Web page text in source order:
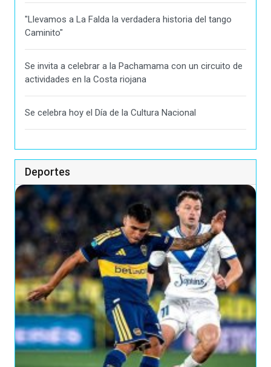
"Llevamos a La Falda la verdadera historia del tango
Caminito"
Se invita a celebrar a la Pachamama con un circuito de
actividades en la Costa riojana
Se celebra hoy el Día de la Cultura Nacional
Deportes